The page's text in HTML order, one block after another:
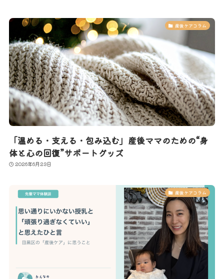
産後ケアコラム
「温める・支える・包み込む」産後ママのための“身
体と心の回復”サポートグッズ
2026年6月23日
産後ケアコラム